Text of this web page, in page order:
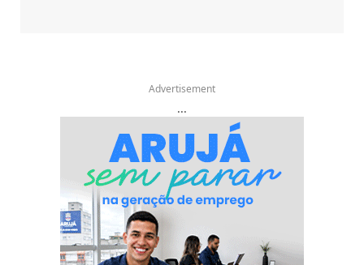
Advertisement
...